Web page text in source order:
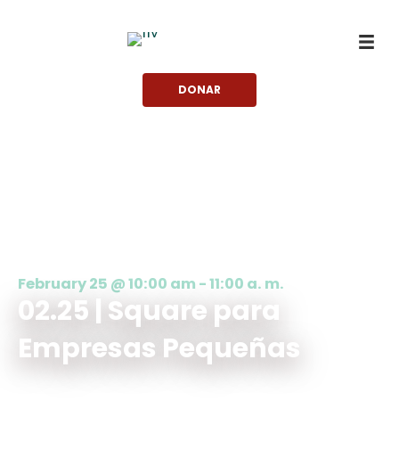
DONAR
February 25 @ 10:00 am -11:00 a. m.
02.25 | Square para
Empresas Pequeñas